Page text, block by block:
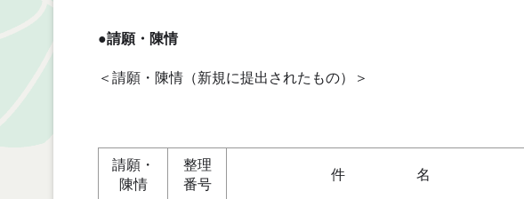
●請願・陳情
＜請願・陳情（新規に提出されたもの）＞
請願・
陳情
整理
番号
件 名